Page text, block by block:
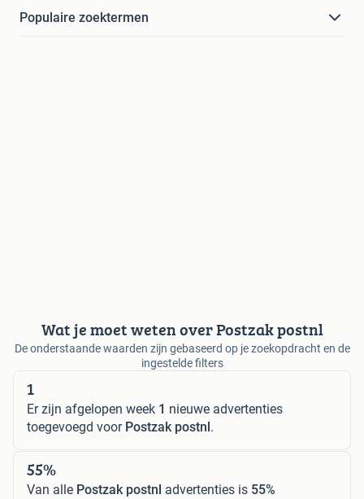
Populaire zoektermen
Wat je moet weten over Postzak postnl
De onderstaande waarden zijn gebaseerd op je zoekopdracht en de
ingestelde filters
1
Er zijn afgelopen week 1 nieuwe advertenties
toegevoegd voor Postzak postnl .
55%
Van alle Postzak postnl advertenties is 55%